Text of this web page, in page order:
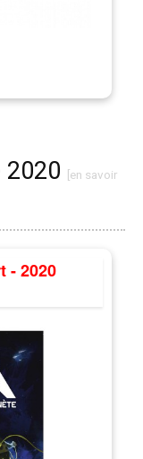
2020 [en savoir
- 2020